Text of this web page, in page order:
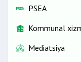
PSEA
Kommunal
Mediatsiya